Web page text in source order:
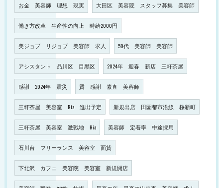
お金 美容師 理想 現実 大田区 美容院 スタッフ募集 美容師
働き方改革 生産性の向上 時給2000円
美ジョブ リジョブ 美容師 求人 50代 美容師 美容師
アシスタント 品川区 目黒区 2024年 迎春 新店 三軒茶屋
感謝 2024年 震災 質 感謝 素直 美容師
三軒茶屋 美容室 Ria 進出予定 新規出店 田園都市沿線 桜新町
三軒茶屋 美容室 激戦地 Ria 美容師 定着率 中途採用
石川台 フリーランス 美容室 面貸
下北沢 カフェ 美容院 美容室 新規開店